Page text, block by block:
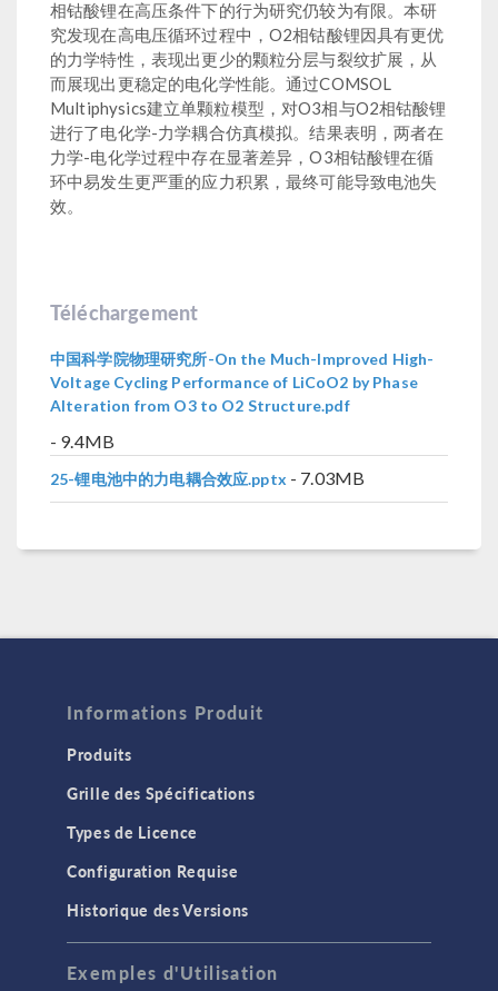
相钴酸锂在高压条件下的行为研究仍较为有限。本研
究发现在高电压循环过程中，O2相钴酸锂因具有更优
的力学特性，表现出更少的颗粒分层与裂纹扩展，从
而展现出更稳定的电化学性能。通过COMSOL
Multiphysics建立单颗粒模型，对O3相与O2相钴酸锂
进行了电化学-力学耦合仿真模拟。结果表明，两者在
力学-电化学过程中存在显著差异，O3相钴酸锂在循
环中易发生更严重的应力积累，最终可能导致电池失
效。
Téléchargement
中国科学院物理研究所-On the Much-Improved High-
Voltage Cycling Performance of LiCoO2 by Phase
Alteration from O3 to O2 Structure.pdf
- 9.4MB
25-锂电池中的力电耦合效应.pptx - 7.03MB
Informations Produit
Produits
Grille des Spécifications
Types de Licence
Configuration Requise
Historique des Versions
Exemples d'Utilisation